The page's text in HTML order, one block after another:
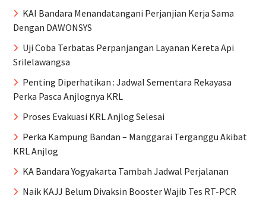
KAI Bandara Menandatangani Perjanjian Kerja Sama
Dengan DAWONSYS
Uji Coba Terbatas Perpanjangan Layanan Kereta Api
Srilelawangsa
Penting Diperhatikan : Jadwal Sementara Rekayasa
Perka Pasca Anjlognya KRL
Proses Evakuasi KRL Anjlog Selesai
Perka Kampung Bandan – Manggarai Terganggu Akibat
KRL Anjlog
KA Bandara Yogyakarta Tambah Jadwal Perjalanan
Naik KAJJ Belum Divaksin Booster Wajib Tes RT-PCR